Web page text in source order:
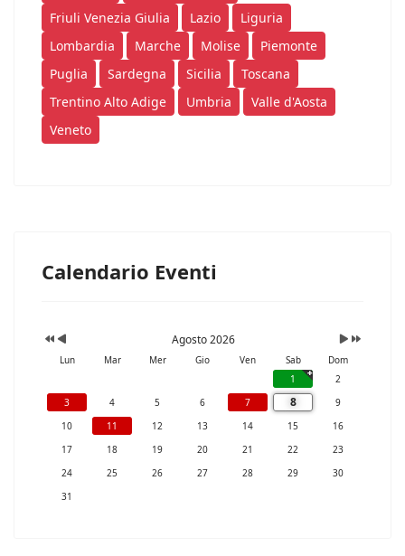
Friuli Venezia Giulia
Lazio
Liguria
Lombardia
Marche Molise
Piemonte
Puglia
Sardegna Sicilia
Toscana
Trentino Alto Adige
Umbria
Valle d'Aosta
Veneto
Calendario Eventi
Agosto 2026
Lun Mar Mer Gio Ven Sab
Dom
1
2
3
4 5 6 7 8
9
10
11 12 13 14 15
16
17
18 19 20 21 22
23
24
25 26 27 28 29
30
31